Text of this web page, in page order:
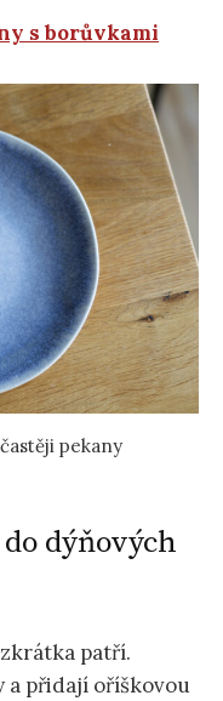
s borůvkami
pekany
dýňových
patří.
a přidají oříškovou